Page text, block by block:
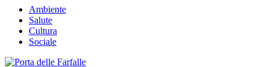
Ambiente
Salute
Cultura
Sociale